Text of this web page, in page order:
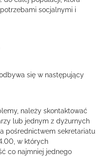
socjalnymi i
się w następujący
należy skontaktować
lub jednym z dyżurnych
pośrednictwem sekretariatu
w których
co najmniej jednego